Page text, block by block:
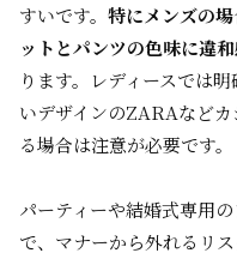
すいです。 特にメンズの
ットとパンツの色味に違
ります。レディースでは
いデザインのZARAなど
る場合は注意が必要です。
パーティーや結婚式専用
で、マナーから外れるリ